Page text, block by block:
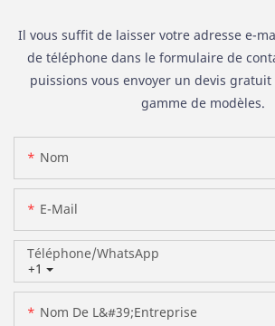
Il vous suffit de laisser votre adresse e-
de téléphone dans le formulaire de
puissions vous envoyer un devis
gamme de modèles.
Nom
E-Mail
+1
Téléphone/WhatsApp
Nom De L&#39;entreprise